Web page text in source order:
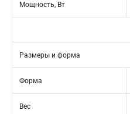
Мощность, Вт
Размеры и форма
Форма
Вес